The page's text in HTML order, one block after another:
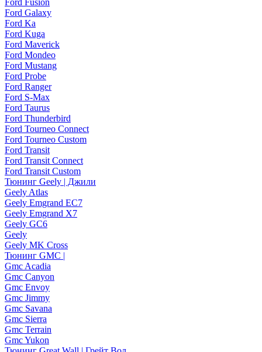
Ford Fusion
Ford Galaxy
Ford Ka
Ford Kuga
Ford Maverick
Ford Mondeo
Ford Mustang
Ford Probe
Ford Ranger
Ford S-Max
Ford Taurus
Ford Thunderbird
Ford Tourneo Connect
Ford Tourneo Custom
Ford Transit
Ford Transit Connect
Ford Transit Custom
Тюнинг Geely | Джили
Geely Atlas
Geely Emgrand EC7
Geely Emgrand X7
Geely GC6
Geely
Geely MK Cross
Тюнинг GMC |
Gmc Acadia
Gmc Canyon
Gmc Envoy
Gmc Jimmy
Gmc Savana
Gmc Sierra
Gmc Terrain
Gmc Yukon